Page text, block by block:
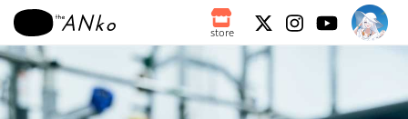
store